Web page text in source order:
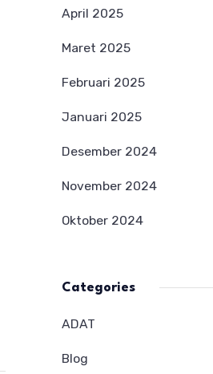
April 2025
Maret 2025
Februari 2025
Januari 2025
Desember 2024
November 2024
Oktober 2024
Categories
ADAT
Blog